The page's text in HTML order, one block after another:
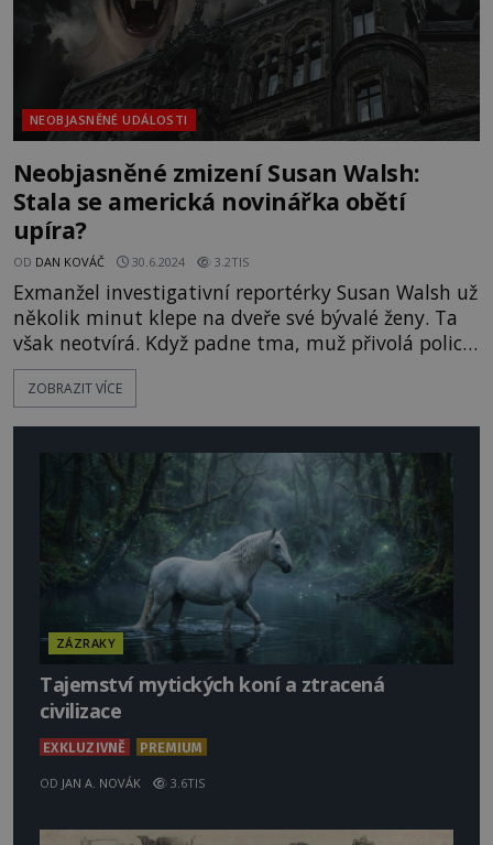
NEOBJASNĚNÉ UDÁLOSTI
Neobjasněné zmizení Susan Walsh:
Stala se americká novinářka obětí
upíra?
OD DAN KOVÁČ 30.6.2024 3.2TIS
Exmanžel investigativní reportérky Susan Walsh už
několik minut klepe na dveře své bývalé ženy. Ta
však neotvírá. Když padne tma, muž přivolá policii.
Susan totiž v posledních dnech pátrala po
vampýrech. Přivolaní policisté vyrazí dveře, v bytě
ZOBRAZIT VÍCE
ZÁZRAKY
Tajemství mytických koní a ztracená
civilizace
EXKLUZIVNĚ PREMIUM
OD JAN A. NOVÁK 3.6TIS